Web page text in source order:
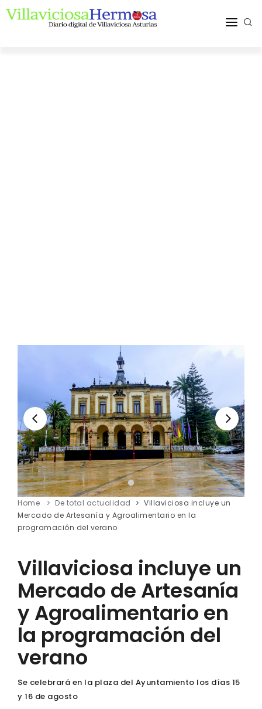
Home De total actualidad
Villaviciosa incluye un
Mercado de Artesanía y Agroalimentario en la
programación del verano
Villaviciosa incluye un
Mercado de Artesanía
y Agroalimentario en
la programación del
verano
Se celebrará en la plaza del Ayuntamiento los días 15
y 16 de agosto